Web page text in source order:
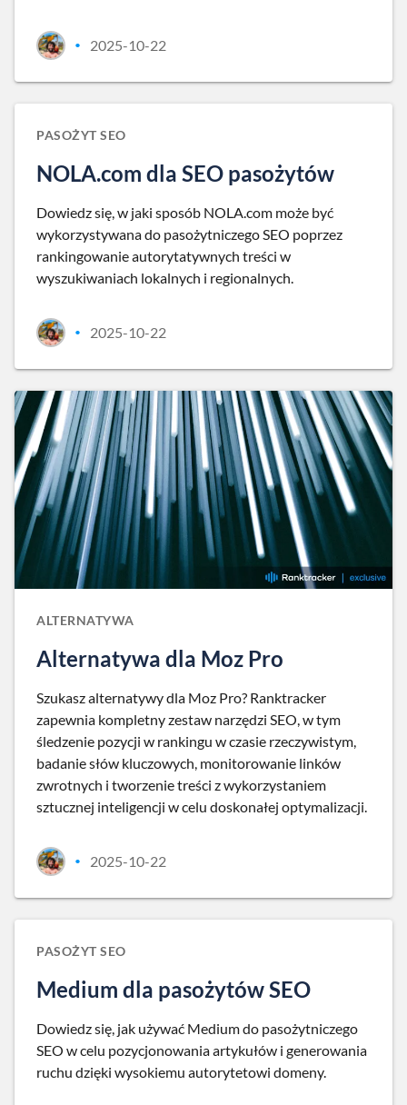
• 2025-10-22
PASOŻYT SEO
NOLA.com dla SEO pasożytów
Dowiedz się, w jaki sposób NOLA.com może być
wykorzystywana do pasożytniczego SEO poprzez
rankingowanie autorytatywnych treści w
wyszukiwaniach lokalnych i regionalnych.
• 2025-10-22
ALTERNATYWA
Alternatywa dla Moz Pro
Szukasz alternatywy dla Moz Pro? Ranktracker
zapewnia kompletny zestaw narzędzi SEO, w tym
śledzenie pozycji w rankingu w czasie rzeczywistym,
badanie słów kluczowych, monitorowanie linków
zwrotnych i tworzenie treści z wykorzystaniem
sztucznej inteligencji w celu doskonałej optymalizacji.
• 2025-10-22
PASOŻYT SEO
Medium dla pasożytów SEO
Dowiedz się, jak używać Medium do pasożytniczego
SEO w celu pozycjonowania artykułów i generowania
ruchu dzięki wysokiemu autorytetowi domeny.